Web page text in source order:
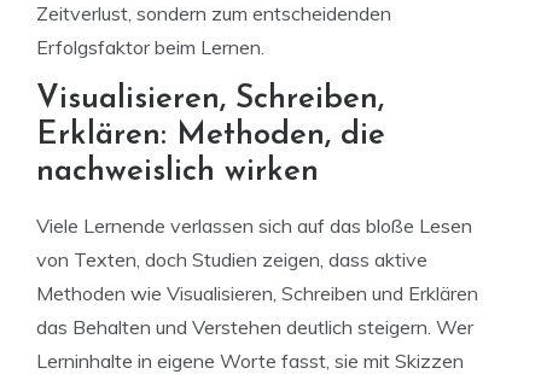
Zeitverlust, sondern zum entscheidenden
Erfolgsfaktor beim Lernen.
Visualisieren, Schreiben,
Erklären: Methoden, die
nachweislich wirken
Viele Lernende verlassen sich auf das bloße Lesen
von Texten, doch Studien zeigen, dass aktive
Methoden wie Visualisieren, Schreiben und Erklären
das Behalten und Verstehen deutlich steigern. Wer
Lerninhalte in eigene Worte fasst, sie mit Skizzen